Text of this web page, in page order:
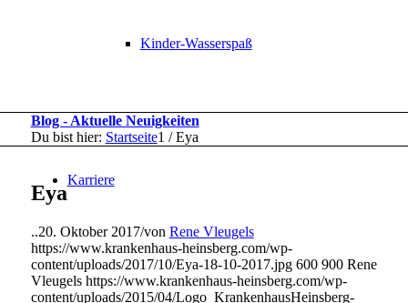
Kinder-Wasserspaß
Karriere
Blog - Aktuelle Neuigkeiten
Du bist hier: Startseite1 / Eya
Eya
..20. Oktober 2017/von Rene Vleugels
https://www.krankenhaus-heinsberg.com/wp-
content/uploads/2017/10/Eya-18-10-2017.jpg 600 900 Rene
Vleugels https://www.krankenhaus-heinsberg.com/wp-
content/uploads/2015/04/Logo_KrankenhausHeinsberg-